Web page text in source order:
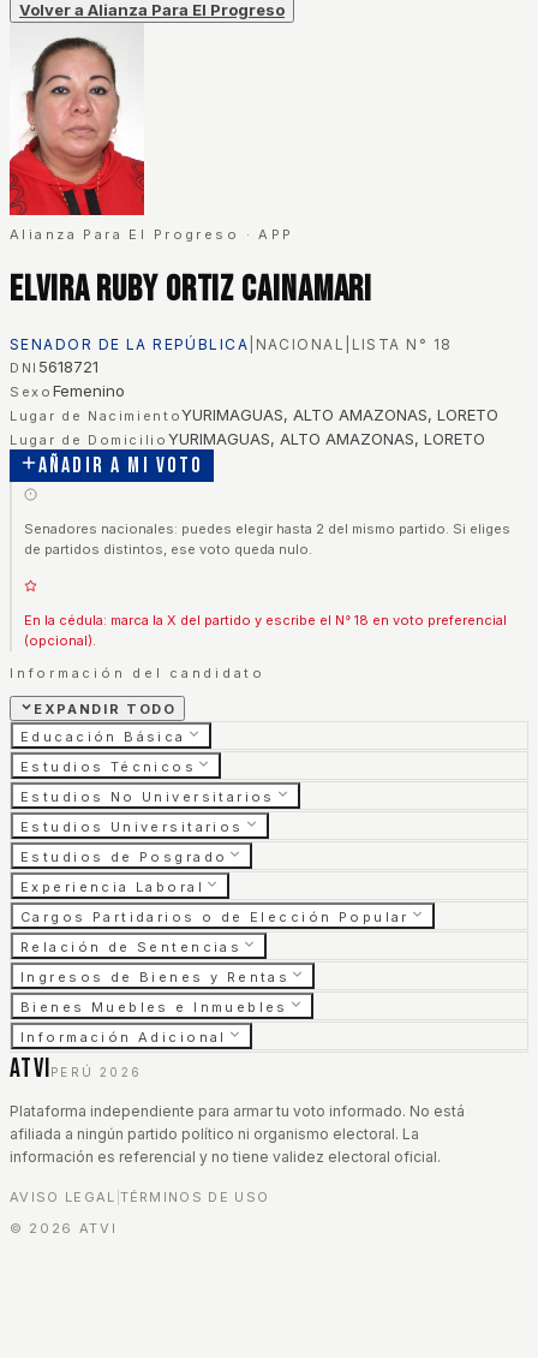
Volver a Alianza Para El Progreso
Alianza Para El Progreso ·APP
Elvira Ruby Ortiz Cainamari
SENADOR DE LA REPÚBLICA NACIONAL LISTA N° 18
DNI 5618721
Sexo Femenino
Lugar de NacimientoYURIMAGUAS, ALTO AMAZONAS, LORETO
Lugar de Domicilio YURIMAGUAS, ALTO AMAZONAS, LORETO
Añadir a mi voto
Senadores nacionales: puedes elegir hasta 2 del mismo partido. Si eliges
de partidos distintos, ese voto queda nulo.
En la cédula: marca la X del partido y escribe el N° 18 en voto preferencial
(opcional).
Información del candidato
EXPANDIR TODO
Educación Básica
Estudios Técnicos
Estudios No Universitarios
Estudios Universitarios
Estudios de Posgrado
Experiencia Laboral
Cargos Partidarios o de Elección Popular
Relación de Sentencias
Ingresos de Bienes y Rentas
Bienes Muebles e Inmuebles
Información Adicional
ATVI PERÚ 2026
Plataforma independiente para armar tu voto informado. No está
afiliada a ningún partido político ni organismo electoral. La
información es referencial y no tiene validez electoral oficial.
AVISO LEGAL TÉRMINOS DE USO
© 2026 ATVI